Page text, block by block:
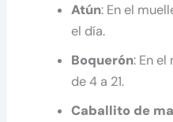
Atún: En el
el día.
Boquerón: En
de 4 a 21.
Caballito de